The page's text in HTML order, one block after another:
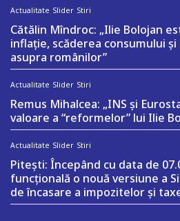
Actualitate Slider Stiri
Cătălin Mîndroc: „Ilie Bolojan
inflație, scăderea consumului
asupra românilor”
Actualitate Slider Stiri
Remus Mihalcea: „INS și
valoare a “reformelor” lui Ilie
Actualitate Slider Stiri
Pitești: Începând cu data de
funcțională o nouă versiune a
de încasare a impozitelor și